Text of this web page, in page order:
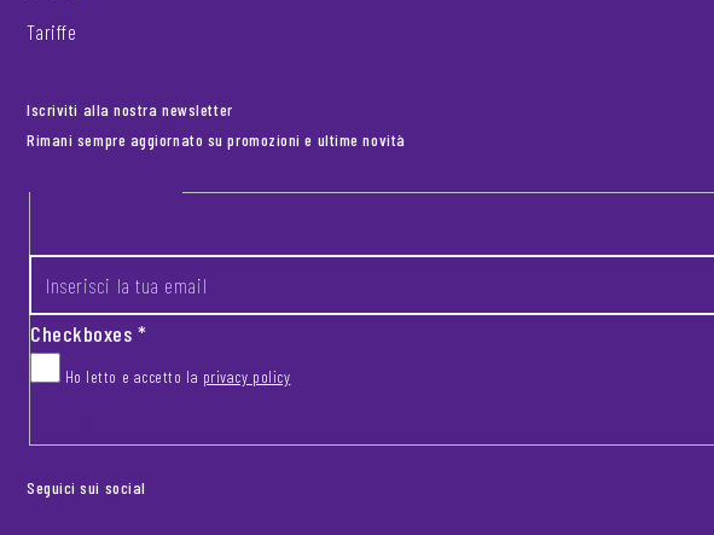
Tariffe
Iscriviti alla nostra newsletter
Rimani sempre aggiornato su promozioni e ultime novità
Footer newsletter
Checkboxes*
Ho letto e accetto la privacy policy
Seguici sui social